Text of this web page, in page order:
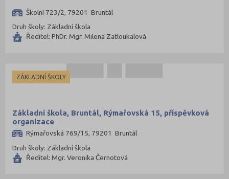
Školní 723/2, 79201 Bruntál
Druh školy: Základní škola
Ředitel: PhDr. Mgr. Milena Zatloukalová
ZÁKLADNÍ ŠKOLY
Základní škola, Bruntál, Rýmařovská 15, příspěvková
organizace
Rýmařovská 769/15, 79201 Bruntál
Druh školy: Základní škola
Ředitel: Mgr. Veronika Černotová